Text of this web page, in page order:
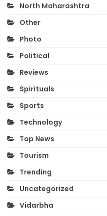
North Maharashtra
Other
Photo
Political
Reviews
Spirituals
Sports
Technology
Top News
Tourism
Trending
Uncategorized
Vidarbha